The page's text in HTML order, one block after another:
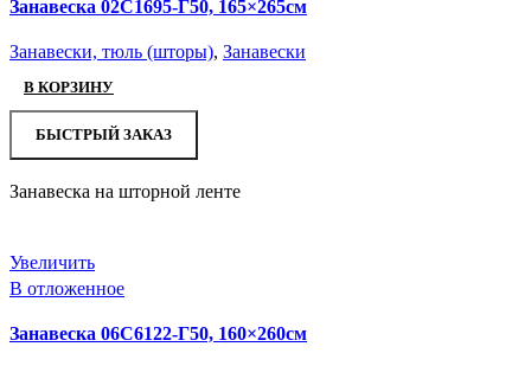
Занавеска 02С1695-Г50, 165×265см
Занавески, тюль (шторы), Занавески
В КОРЗИНУ
БЫСТРЫЙ ЗАКАЗ
Занавеска на шторной ленте
Увеличить
В отложенное
Занавеска 06С6122-Г50, 160×260см